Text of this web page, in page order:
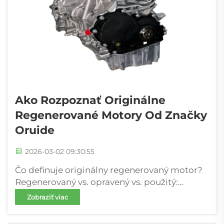
Ako Rozpoznať Originálne
Regenerované Motory Od Značky
Oruide
2026-03-02 09:30:55
Čo definuje originálny regenerovaný motor?
Regenerovaný vs. opravený vs. použitý:
kľúčové rozdiely, ktoré majú význam.
Rozdiely medzi regenerovanými, opravenými
Zobraziť viac